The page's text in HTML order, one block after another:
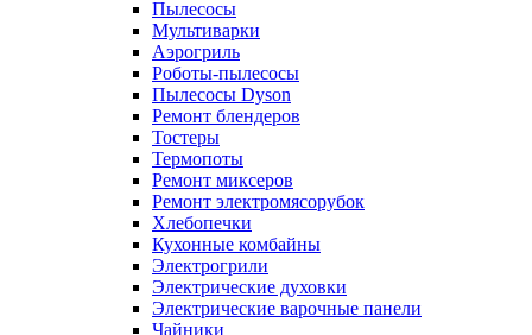
Пылесосы
Мультиварки
Аэрогриль
Роботы-пылесосы
Пылесосы Dyson
Ремонт блендеров
Тостеры
Термопоты
Ремонт миксеров
Ремонт электромясорубок
Хлебопечки
Кухонные комбайны
Электрогрили
Электрические духовки
Электрические варочные панели
Чайники